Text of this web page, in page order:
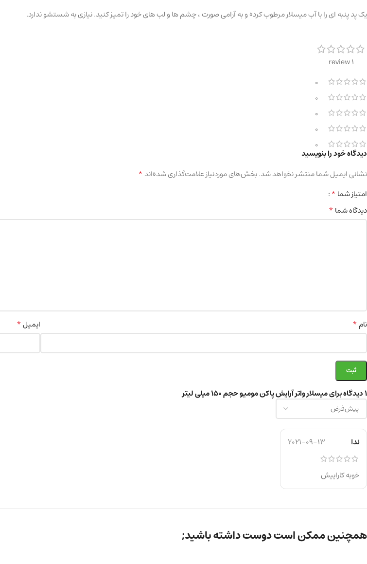
یک پد پنبه ای را با آب میسلار مرطوب کرده و به آرامی صورت ، چشم ها و لب های خود را تمیز کنید. نیازی به شستشو ندارد.
1 review
0
0
0
0
0
1 دیدگاه برای میسلار واتر آرایش پاکن مومیو حجم ۱۵۰ میلی لیتر
ندا 2021-09-13
خوبه کاراییش
دیدگاه خود را بنویسید
نشانی ایمیل شما منتشر نخواهد شد.بخش‌های موردنیاز علامت‌گذاری شده‌اند*
امتیاز شما*
دیدگاه شما*
نام* ایمیل*
همچنین ممکن است دوست داشته باشید;